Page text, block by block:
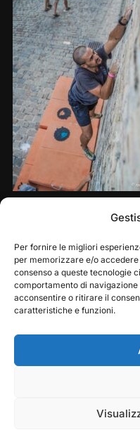
Per fornire le migliori
per memorizzare e/o
consenso a queste tecnologie
comportamento di navigazione
acconsentire o ritirare il
caratteristiche e funzioni.
Copyright © 2026 —